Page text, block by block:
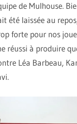
de Mulhouse.
été laissée au
forte pour nos
réussi à produire
Léa Barbeau,